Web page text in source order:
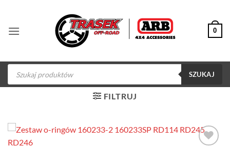
zawartości
0
Wyszukiwarka
produktów
SZUKAJ
FILTRUJ